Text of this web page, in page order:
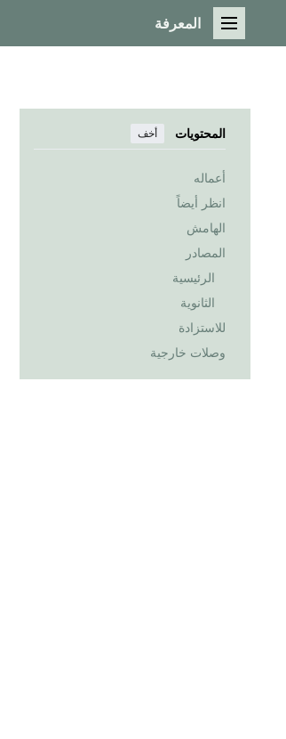
القائمة الرئيسية
المعرفة
المحتويات أخف
أعماله
انظر أيضاً
الهامش
المصادر
الرئيسية
الثانوية
للاستزادة
وصلات خارجية